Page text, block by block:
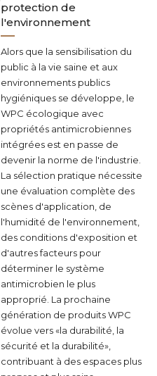
protection de
l'environnement
Alors que la sensibilisation du
public à la vie saine et aux
environnements publics
hygiéniques se développe, le
WPC écologique avec
propriétés antimicrobiennes
intégrées est en passe de
devenir la norme de l'industrie.
La sélection pratique nécessite
une évaluation complète des
scènes d'application, de
l'humidité de l'environnement,
des conditions d'exposition et
d'autres facteurs pour
déterminer le système
antimicrobien le plus
approprié. La prochaine
génération de produits WPC
évolue vers «la durabilité, la
sécurité et la durabilité»,
contribuant à des espaces plus